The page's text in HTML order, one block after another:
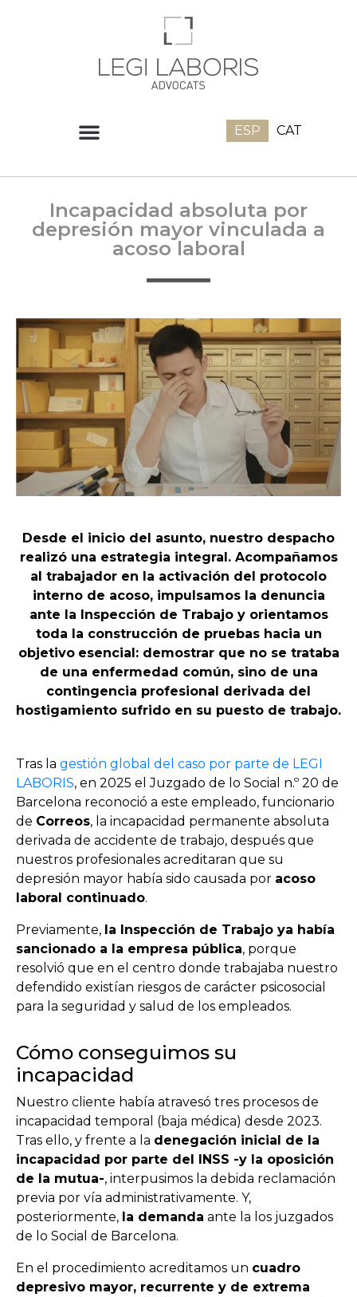
ESP CAT
Incapacidad absoluta por
depresión mayor vinculada a
acoso laboral
Desde el inicio del asunto, nuestro despacho
realizó una estrategia integral. Acompañamos
al trabajador en la activación del protocolo
interno de acoso, impulsamos la denuncia
ante la Inspección de Trabajo y orientamos
toda la construcción de pruebas hacia un
objetivo esencial: demostrar que no se trataba
de una enfermedad común, sino de una
contingencia profesional derivada del
hostigamiento sufrido en su puesto de trabajo.
Tras la gestión global del caso por parte de LEGI
LABORIS, en 2025 el Juzgado de lo Social n.º 20 de
Barcelona reconoció a este empleado, funcionario
de Correos, la incapacidad permanente absoluta
derivada de accidente de trabajo, después que
nuestros profesionales acreditaran que su
depresión mayor había sido causada por acoso
laboral continuado.
Previamente, la Inspección de Trabajo ya había
sancionado a la empresa pública, porque
resolvió que en el centro donde trabajaba nuestro
defendido existían riesgos de carácter psicosocial
para la seguridad y salud de los empleados.
Cómo conseguimos su
incapacidad
Nuestro cliente había atravesó tres procesos de
incapacidad temporal (baja médica) desde 2023.
Tras ello, y frente a la denegación inicial de la
incapacidad por parte del INSS -y la oposición
de la mutua-, interpusimos la debida reclamación
previa por vía administrativamente. Y,
posteriormente, la demanda ante la los juzgados
de lo Social de Barcelona.
En el procedimiento acreditamos un cuadro
depresivo mayor, recurrente y de extrema